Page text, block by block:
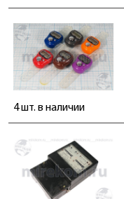
4 шт. в наличии